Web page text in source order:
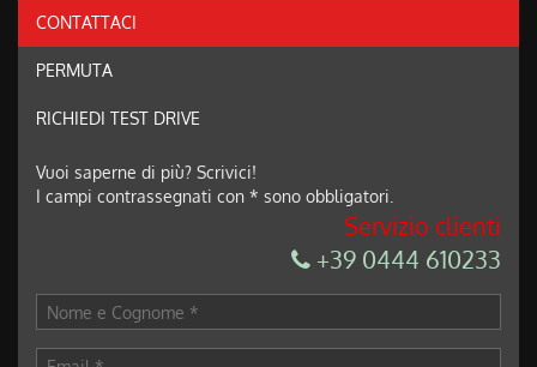
CONTATTACI
PERMUTA
RICHIEDI TEST DRIVE
Vuoi saperne di più? Scrivici!
I campi contrassegnati con * sono obbligatori.
Servizio clienti
+39 0444 610233